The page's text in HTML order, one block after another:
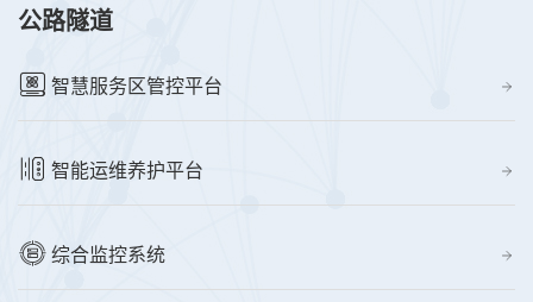
公路隧道
智慧服务区管控平台
智能运维养护平台
综合监控系统